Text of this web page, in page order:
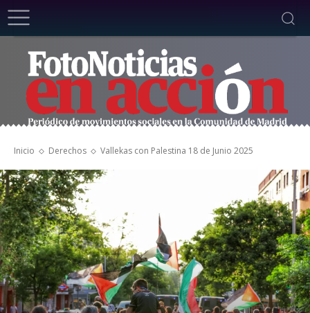
Inicio Derechos Vallekas con Palestina 18 de Junio 2025